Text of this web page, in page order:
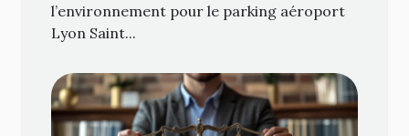
l’environnement pour le parking aéroport
Lyon Saint...